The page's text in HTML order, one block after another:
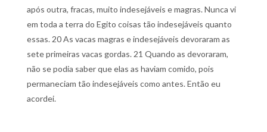
após outra, fracas, muito indesejáveis e magras. Nunca vi
em toda a terra do Egito coisas tão indesejáveis quanto
essas. 20 As vacas magras e indesejáveis devoraram as
sete primeiras vacas gordas. 21 Quando as devoraram,
não se podia saber que elas as haviam comido, pois
permaneciam tão indesejáveis como antes. Então eu
acordei.